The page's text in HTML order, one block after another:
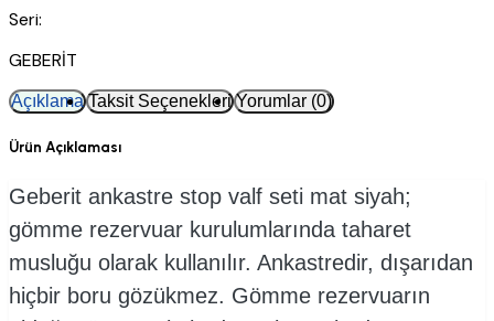
Seri:
GEBERİT
Açıklama Taksit Seçenekleri Yorumlar (0)
Ürün Açıklaması
Geberit ankastre stop valf seti mat siyah;
gömme rezervuar kurulumlarında taharet
musluğu olarak kullanılır. Ankastredir, dışarıdan
hiçbir boru gözükmez. Gömme rezervuarın